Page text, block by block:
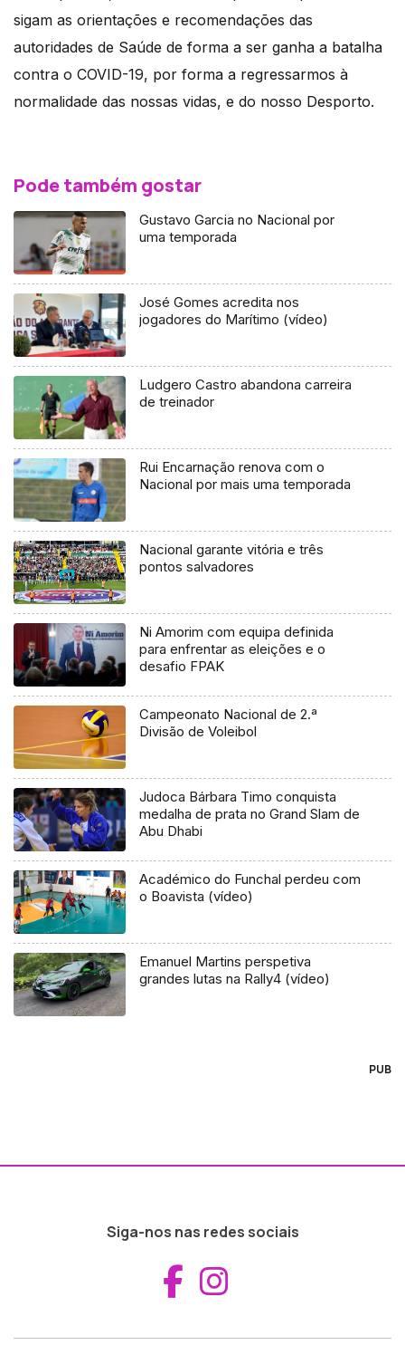
sigam as orientações e recomendações das
autoridades de Saúde de forma a ser ganha a batalha
contra o COVID-19, por forma a regressarmos à
normalidade das nossas vidas, e do nosso Desporto.
Pode também gostar
Gustavo Garcia no Nacional por
uma temporada
José Gomes acredita nos
jogadores do Marítimo (vídeo)
Ludgero Castro abandona carreira
de treinador
Rui Encarnação renova com o
Nacional por mais uma temporada
Nacional garante vitória e três
pontos salvadores
Ni Amorim com equipa definida
para enfrentar as eleições e o
desafio FPAK
Campeonato Nacional de 2.ª
Divisão de Voleibol
Judoca Bárbara Timo conquista
medalha de prata no Grand Slam de
Abu Dhabi
Académico do Funchal perdeu com
o Boavista (vídeo)
Emanuel Martins perspetiva
grandes lutas na Rally4 (vídeo)
PUB
Siga-nos nas redes sociais
Aceder ao